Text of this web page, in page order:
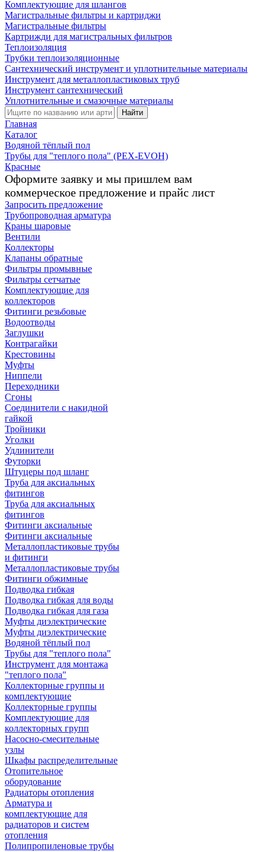
Комплектующие для шлангов
Магистральные фильтры и картриджи
Магистральные фильтры
Картрижди для магистральных фильтров
Теплоизоляция
Трубки теплоизоляционные
Сантехнический инструмент и уплотнительные материалы
Инструмент для металлопластиковых труб
Инструмент сантехнический
Уплотнительные и смазочные материалы
Найти
Главная
Каталог
Водяной тёплый пол
Трубы для "теплого пола" (PEX-EVOH)
Красные
Оформите заявку и мы пришлем вам
коммерческое предложение и прайс лист
Запросить предложение
Трубопроводная арматура
Краны шаровые
Вентили
Коллекторы
Клапаны обратные
Фильтры промывные
Фильтры сетчатые
Комплектующие для
коллекторов
Фитинги резьбовые
Водоотводы
Заглушки
Контрагайки
Крестовины
Муфты
Ниппели
Переходники
Сгоны
Соединители с накидной
гайкой
Тройники
Уголки
Удлинители
Футорки
Штуцеры под шланг
Труба для аксиальных
фитингов
Труба для аксиальных
фитингов
Фитинги аксиальные
Фитинги аксиальные
Металлопластиковые трубы
и фитинги
Металлопластиковые трубы
Фитинги обжимные
Подводка гибкая
Подводка гибкая для воды
Подводка гибкая для газа
Муфты диэлектрические
Муфты диэлектрические
Водяной тёплый пол
Трубы для "теплого пола"
Инструмент для монтажа
"теплого пола"
Коллекторные группы и
комплектующие
Коллекторные группы
Комплектующие для
коллекторных групп
Насосно-смесительные
узлы
Шкафы распределительные
Отопительное
оборудование
Радиаторы отопления
Арматура и
комплектующие для
радиаторов и систем
отопления
Полипропиленовые трубы